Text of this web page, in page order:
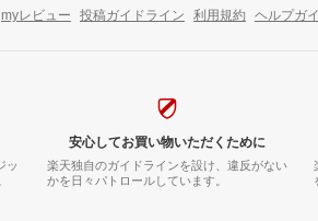
myレビュー 投稿ガイドライン 利用規約 ヘルプガ
ッ
安心してお買い物いただくために
楽天独自のガイドラインを設け、違反がない
かを日々パトロールしています。